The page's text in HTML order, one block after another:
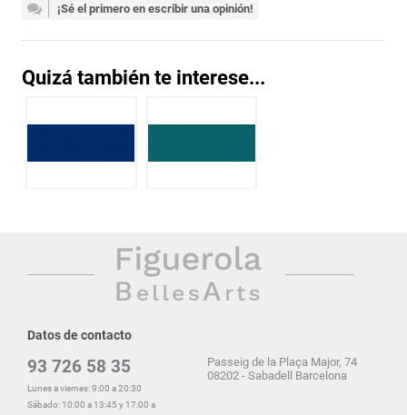
¡Sé el primero en escribir una opinión!
Quizá también te interese...
Datos de contacto
93 726 58 35
Lunes a viernes: 9:00 a 20:30
Sábado: 10:00 a 13:45 y 17:00 a
Passeig de la Plaça Major, 74
08202 - Sabadell Barcelona